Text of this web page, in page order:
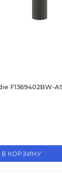
F1369402BW-
В КОРЗИНУ